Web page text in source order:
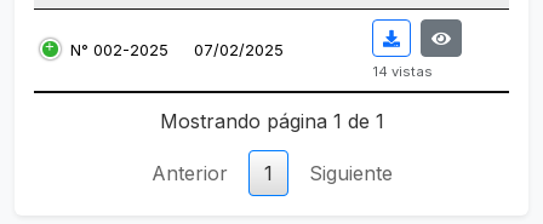
N° 002-2025 07/02/2025
14 vistas
Mostrando página 1 de 1
Anterior 1 Siguiente